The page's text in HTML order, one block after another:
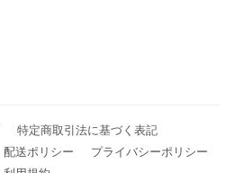
特定商取引法に基づく表記
配送ポリシー
プライバシーポリシー